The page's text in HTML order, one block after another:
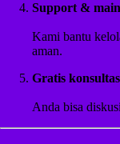
Support &
Kami bantu
aman.
Gratis
Anda bisa